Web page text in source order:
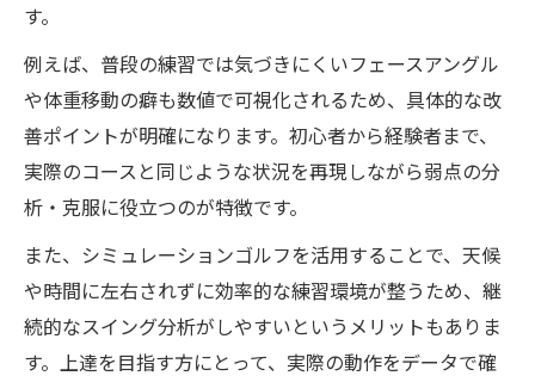
効率的な練習なら最新シミュレーション技術
最新シュミレーションゴルフで効率的に練
習
シミュレーション技術が変える練習環境の
魅力
効率化を叶えるゴルフ練習方法の選び方
シュミレーションゴルフで楽しい上達体験
を
下手になるリスクを防ぐ練習法の工夫
す。
例えば、普段の練習では気づきにくいフェースアングル
や体重移動の癖も数値で可視化されるため、具体的な改
善ポイントが明確になります。初心者から経験者まで、
実際のコースと同じような状況を再現しながら弱点の分
析・克服に役立つのが特徴です。
また、シミュレーションゴルフを活用することで、天候
や時間に左右されずに効率的な練習環境が整うため、継
続的なスイング分析がしやすいというメリットもありま
す。上達を目指す方にとって、実際の動作をデータで確